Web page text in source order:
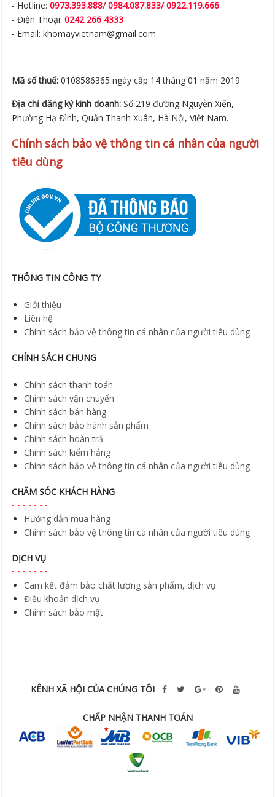
- Hotline:0973.393.888/ 0984.087.833/ 0922.119.666
- Điện Thoại:0242 266 4333
- Email: khomayvietnam@gmail.com
Mã số thuế:0108586365 ngày cấp 14 tháng 01 năm 2019
Địa chỉ đăng ký kinh doanh:Số 219 đường Nguyễn Xiển,
Phường Hạ Đình, Quận Thanh Xuân, Hà Nội, Việt Nam.
Chính sách bảo vệ thông tin cá nhân của người
tiêu dùng
THÔNG TIN CÔNG TY
Giới thiệu
Liên hệ
Chính sách bảo vệ thông tin cá nhân của người tiêu dùng
CHÍNH SÁCH CHUNG
Chính sách thanh toán
Chính sách vận chuyển
Chính sách bán hàng
Chính sách bảo hành sản phẩm
Chính sách hoàn trả
Chính sách kiểm hảng
Chính sách bảo vệ thông tin cá nhân của người tiêu dùng
CHĂM SÓC KHÁCH HÀNG
Hướng dẫn mua hàng
Chính sách bảo vệ thông tin cá nhân của người tiêu dùng
DỊCH VỤ
Cam kết đảm bảo chất lượng sản phẩm, dịch vụ
Điều khoản dịch vụ
Chính sách bảo mật
KÊNH XÃ HỘI CỦA CHÚNG TÔI
CHẤP NHẬN THANH TOÁN